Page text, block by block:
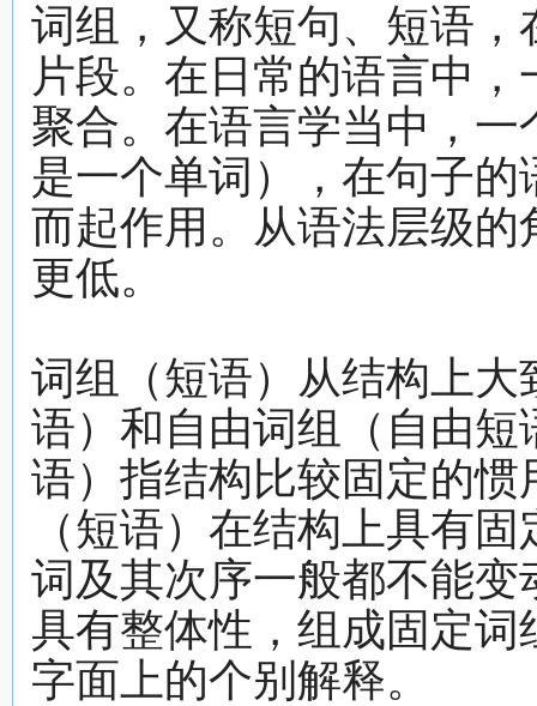
词组，又称短句、短语
片段。在日常的语言中
聚合。在语言学当中，
是一个单词），在句子
而起作用。从语法层级
更低。
词组（短语）从结构上
语）和自由词组（自由
语）指结构比较固定的
（短语）在结构上具有
词及其次序一般都不能
具有整体性，组成固定
字面上的个别解释。